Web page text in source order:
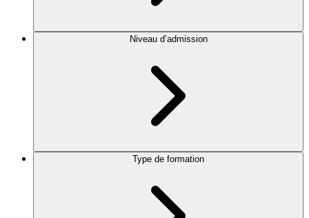
Niveau d’admission
Type de formation